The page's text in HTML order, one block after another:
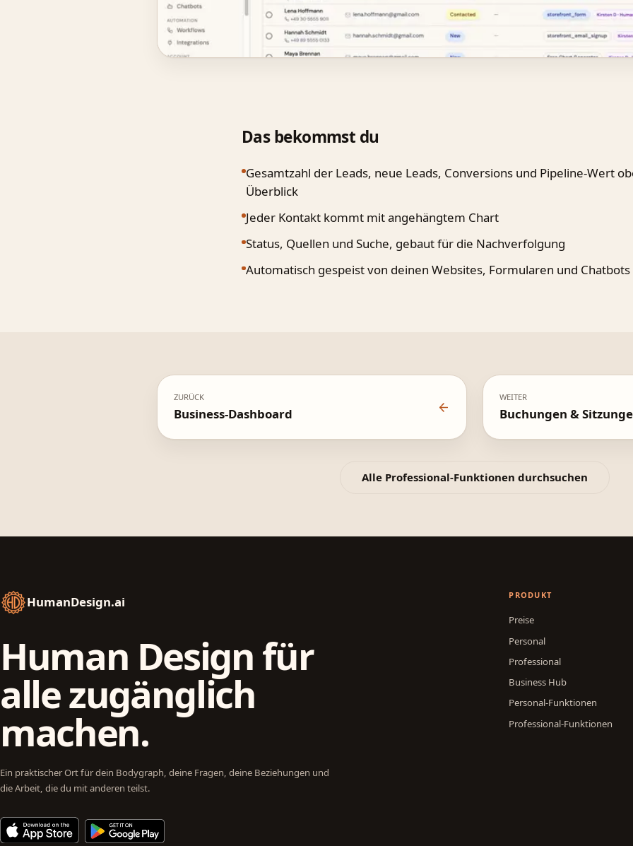
Das bekommst du
Gesamtzahl der Leads, neue Leads, Conversions und Pipeline-Wert
Überblick
Jeder Kontakt kommt mit angehängtem Chart
Status, Quellen und Suche, gebaut für die Nachverfolgung
Automatisch gespeist von deinen Websites, Formularen und Chatbots
ZURÜCK
Business-Dashboard
WEITER
Buchungen &
Alle Professional-Funktionen durchsuchen
HumanDesign.ai
Human Design für
alle zugänglich
machen.
Ein praktischer Ort für dein Bodygraph, deine Fragen, deine Beziehungen und
die Arbeit, die du mit anderen teilst.
PRODUKT
Preise
Personal
Professional
Business Hub
Personal-Funktionen
Professional-Funktionen